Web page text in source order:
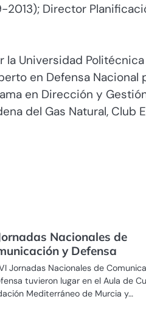
Director
la Universidad
en Defensa Nacional
en Dirección y
del Gas Natural, Club
Nacionales de
y Defensa
Jornadas Nacionales de
tuvieron lugar en el Aula de
Mediterráneo de Murcia y…